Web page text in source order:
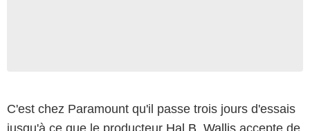
C'est chez Paramount qu'il passe trois jours d'essais
jusqu'à ce que le producteur Hal B. Wallis accepte de